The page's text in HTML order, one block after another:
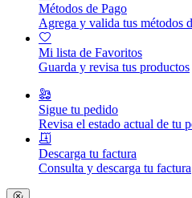
Métodos de Pago
Agrega y valida tus métodos
Mi lista de Favoritos
Guarda y revisa tus productos
Sigue tu pedido
Revisa el estado actual de tu
Descarga tu factura
Consulta y descarga tu factura